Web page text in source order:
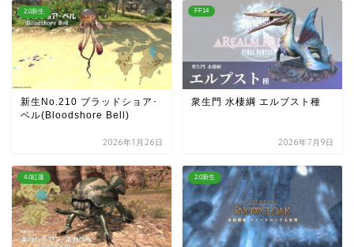
2.0新生
新生No.210 ブラッドショア･
ベル(Bloodshore Bell)
2026年1月26日
FF14
衆生門 水棲綱 エルブスト種
2026年7月9日
4.0紅蓮 2.0新生